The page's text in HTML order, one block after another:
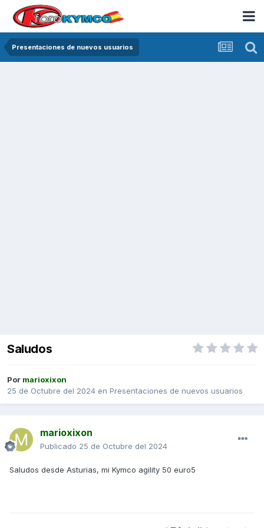
Presentaciones de nuevos usuarios
Saludos
Por marioxixon
25 de Octubre del 2024 en Presentaciones de nuevos usuarios
marioxixon
Publicado 25 de Octubre del 2024
Saludos desde Asturias, mi Kymco agility 50 euro5